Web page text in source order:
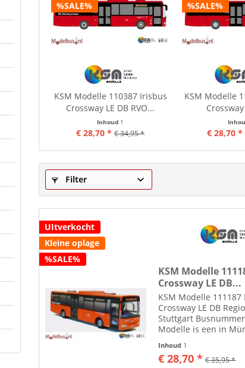
%SALE%
KSM Modelle 110387 Irisbus
Crossway LE DB RVO...
Inhoud 1
€ 28,70 * € 34,95 *
%SALE%
KSM Modelle
€ 28,70 *
Filter
UItverkocht
Kleine oplage
%SALE%
KSM Modelle
Crossway LE DB...
KSM Modelle 111187
Crossway LE DB
Stuttgart
Modelle is een in
(Duitsland) gevestigde
onderneming die zich
het maken van
Inhoud 1
€ 28,70 * € 35,95 *